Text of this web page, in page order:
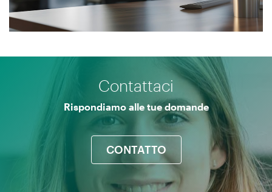
UManresa
Contattaci
Rispondiamo alle tue domande
CONTATTO